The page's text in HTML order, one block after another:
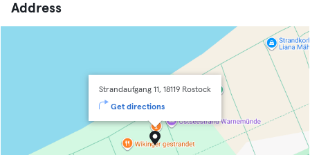
Address
Strandaufgang 11, 18119 Rostock
Get directions